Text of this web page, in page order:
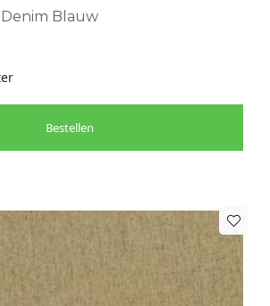
Blauw
Bestellen